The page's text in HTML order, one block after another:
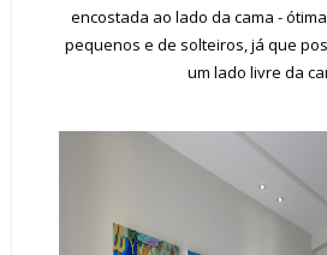
encostada ao lado da cama -
pequenos e de solteiros, já que
um lado livre da